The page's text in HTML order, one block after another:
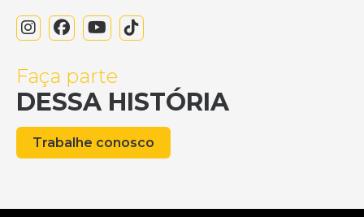
Faça parte
DESSA HISTÓRIA
Trabalhe conosco